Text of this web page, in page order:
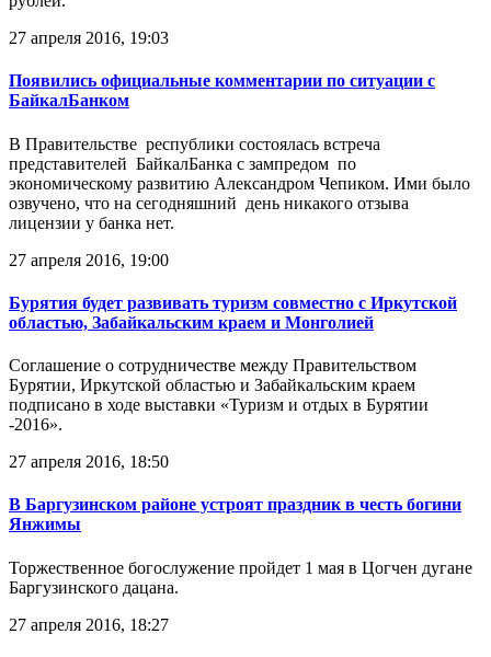
27 апреля 2016, 19:03
Появились официальные комментарии по ситуации с
БайкалБанком
В Правительстве республики состоялась встреча
представителей БайкалБанка с зампредом по
экономическому развитию Александром Чепиком. Ими было
озвучено, что на сегодняшний день никакого отзыва
лицензии у банка нет.
27 апреля 2016, 19:00
Бурятия будет развивать туризм совместно с Иркутской
областью, Забайкальским краем и Монголией
Соглашение о сотрудничестве между Правительством
Бурятии, Иркутской областью и Забайкальским краем
подписано в ходе выставки «Туризм и отдых в Бурятии
-2016».
27 апреля 2016, 18:50
В Баргузинском районе устроят праздник в честь богини
Янжимы
Торжественное богослужение пройдет 1 мая в Цогчен дугане
Баргузинского дацана.
27 апреля 2016, 18:27